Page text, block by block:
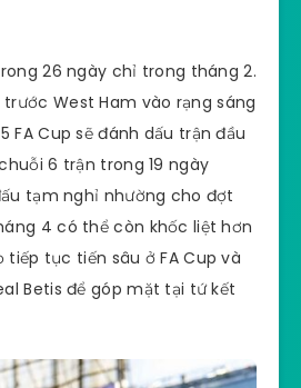
26 ngày chỉ trong tháng 2.
West Ham vào rạng sáng
FA Cup sẽ đánh dấu trận đầu
6 trận trong 19 ngày
tạm nghỉ nhường cho đợt
4 có thể còn khốc liệt hơn
tiếp tục tiến sâu ở FA Cup và
Betis để góp mặt tại tứ kết